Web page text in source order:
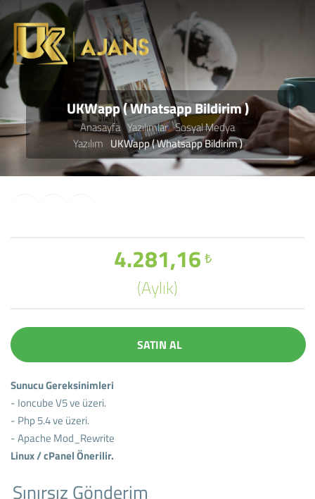
UKWapp ( Whatsapp Bildirim )
Anasayfa Yazılımlar Sosyal Medya
Yazılım UKWapp ( Whatsapp Bildirim )
₺
4.281,16
(Aylık)
SATIN AL
Sunucu Gereksinimleri
- Ioncube V5 ve üzeri.
- Php 5.4 ve üzeri.
- Apache Mod_Rewrite
Linux / cPanel Önerilir.
Sınırsız Gönderim